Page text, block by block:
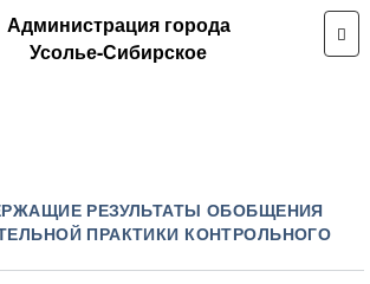
Администрация города
Усолье-Сибирское
РЕЗУЛЬТАТЫ ОБОБЩЕНИЯ
ПРАКТИКИ КОНТРОЛЬНОГО